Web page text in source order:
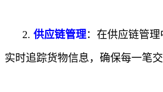
2. 供应链管理：在供应链管
实时追踪货物信息，确保每一笔